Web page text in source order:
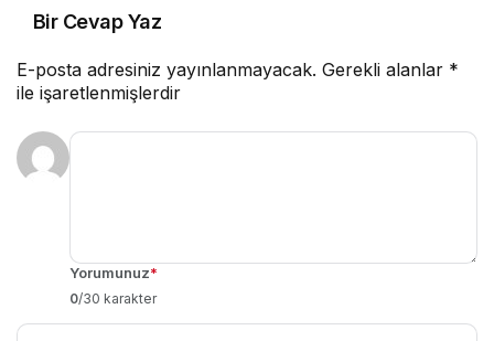
Bir Cevap Yaz
E-posta adresiniz yayınlanmayacak. Gerekli alanlar *
ile işaretlenmişlerdir
Yorumunuz*
0/30 karakter